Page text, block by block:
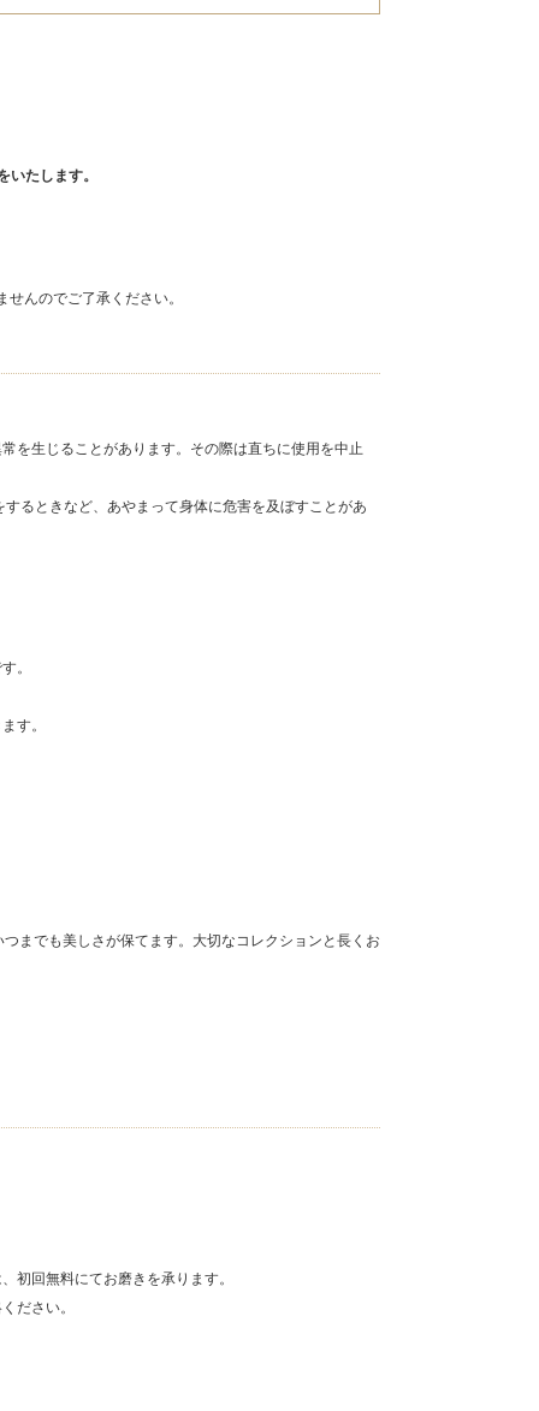
たします。
んのでご了承ください。
を生じることがあります。その際は直ちに使用を中止
るときなど、あやまって身体に危害を及ぼすことがあ
。
す。
までも美しさが保てます。大切なコレクションと長くお
初回無料にてお磨きを承ります。
ださい。